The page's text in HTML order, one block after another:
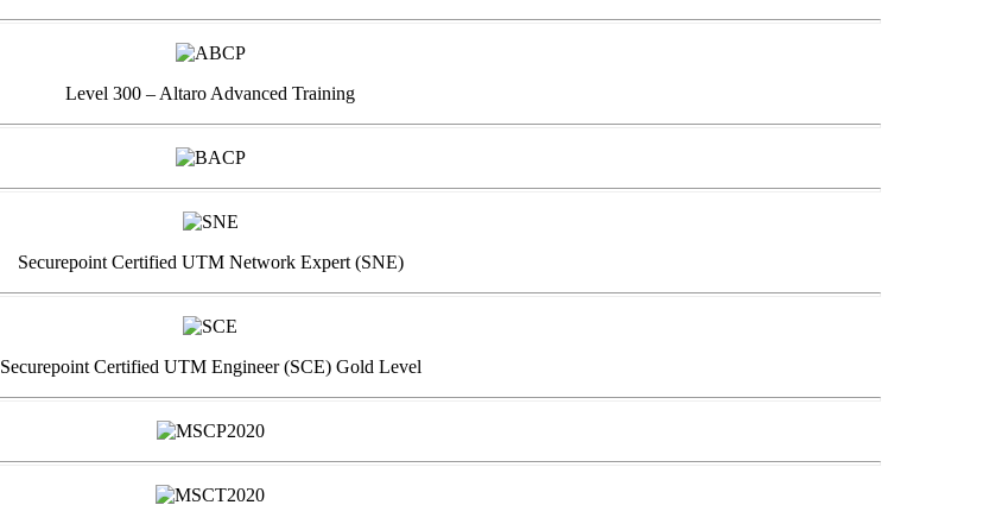
Level 300 – Altaro Advanced Training
Securepoint Certified UTM Network Expert (SNE)
Securepoint Certified UTM Engineer (SCE) Gold Level